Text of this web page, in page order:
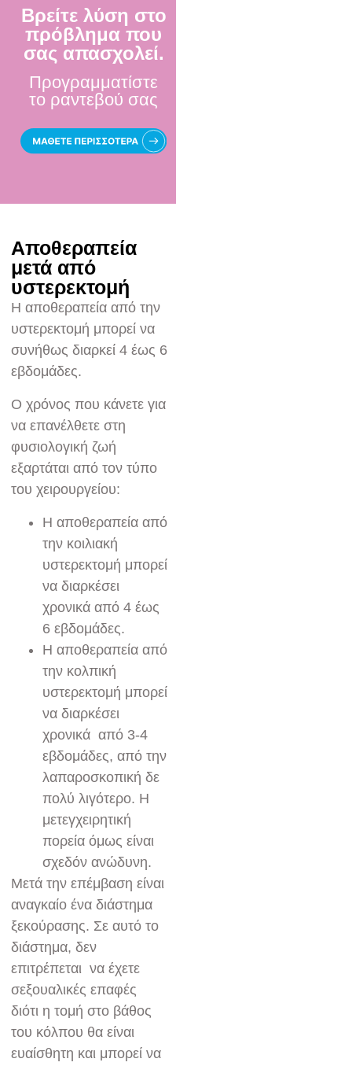
Βρείτε λύση στο
πρόβλημα που
σας απασχολεί.
Προγραμματίστε
το ραντεβού σας
Αποθεραπεία
μετά από
υστερεκτομή
Η αποθεραπεία από την
υστερεκτομή μπορεί να
συνήθως διαρκεί 4 έως 6
εβδομάδες.
Ο χρόνος που κάνετε για
να επανέλθετε στη
φυσιολογική ζωή
εξαρτάται από τον τύπο
του χειρουργείου:
Η αποθεραπεία από
την κοιλιακή
υστερεκτομή μπορεί
να διαρκέσει
χρονικά από 4 έως
6 εβδομάδες.
Η αποθεραπεία από
την κολπική
υστερεκτομή μπορεί
να διαρκέσει
χρονικά από 3-4
εβδομάδες, από την
λαπαροσκοπική δε
πολύ λιγότερο. Η
μετεγχειρητική
πορεία όμως είναι
σχεδόν ανώδυνη.
Μετά την επέμβαση είναι
αναγκαίο ένα διάστημα
ξεκούρασης. Σε αυτό το
διάστημα, δεν
επιτρέπεται να έχετε
σεξουαλικές επαφές
διότι η τομή στο βάθος
του κόλπου θα είναι
ευαίσθητη και μπορεί να